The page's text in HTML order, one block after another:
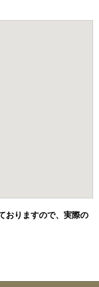
おりますので、実際の